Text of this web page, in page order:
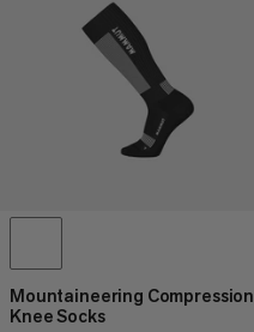
Mountaineering Compression
Knee Socks